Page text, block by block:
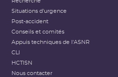
Situations d'urgence
Post-accident
Conseils et comités
Appuis techniques de l'ASNR
CLI
HCTISN
Nous contacter